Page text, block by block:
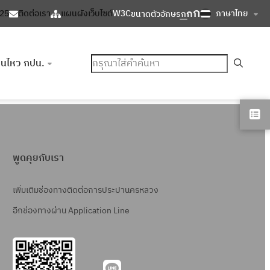
ติดต่อเรา แผนผังเว็บไซต์W3Cขนาดตัวอักษรกกก ภาษาไทย
ไหว กปน. ค้นหา
พูดคุยกับเรา
เพิ่มเติมช่องทางติดต่อการประปานครหลวง
อีกช่องทางผ่าน Application Line